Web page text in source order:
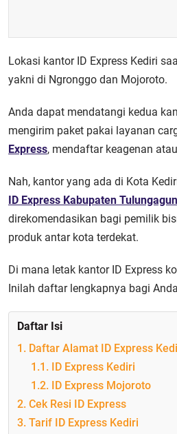
Lokasi kantor ID Express Kediri
yakni di Ngronggo dan Mojoroto.
Anda dapat mendatangi kedua
mengirim paket pakai layanan
Express, mendaftar keagenan
Nah, kantor yang ada di Kota
ID Express Kabupaten
direkomendasikan bagi pemilik
produk antar kota terdekat.
Di mana letak kantor ID Express
Inilah daftar lengkapnya bagi
Daftar Isi
1. Daftar Alamat ID Express
1.1. ID Express Kediri
1.2. ID Express Mojoroto
2. Cek Resi ID Express
3. Tarif ID Express Kediri